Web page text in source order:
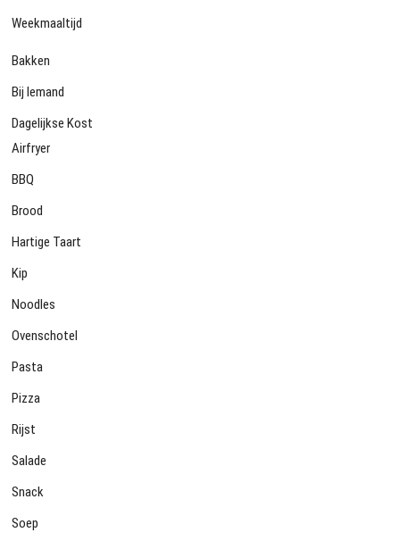
Weekmaaltijd
Bakken
Bij Iemand
Dagelijkse Kost
Airfryer
BBQ
Brood
Hartige Taart
Kip
Noodles
Ovenschotel
Pasta
Pizza
Rijst
Salade
Snack
Soep